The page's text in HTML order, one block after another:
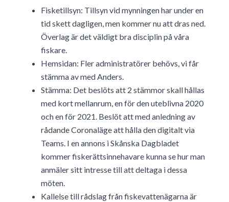
Fisketillsyn: Tillsyn vid mynningen har under en
tid skett dagligen, men kommer nu att dras ned.
Överlag är det väldigt bra disciplin på våra
fiskare.
Hemsidan: Fler administratörer behövs, vi får
stämma av med Anders.
Stämma: Det beslöts att 2 stämmor skall hållas
med kort mellanrum, en för den uteblivna 2020
och en för 2021. Beslöt att med anledning av
rådande Coronaläge att hålla den digitalt via
Teams. I en annons i Skånska Dagbladet
kommer fiskerättsinnehavare kunna se hur man
anmäler sitt intresse till att deltaga i dessa
möten.
Kallelse till rådslag från fiskevattenägarna är